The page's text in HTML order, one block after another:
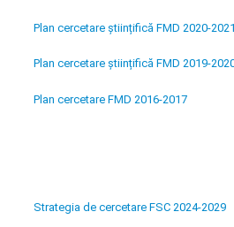
Plan cercetare științifică FMD 2020-2021
Plan cercetare științifică FMD 2019-
Plan cercetare FMD 2016-2017
Strategia de cercetare FSC 2024-2029